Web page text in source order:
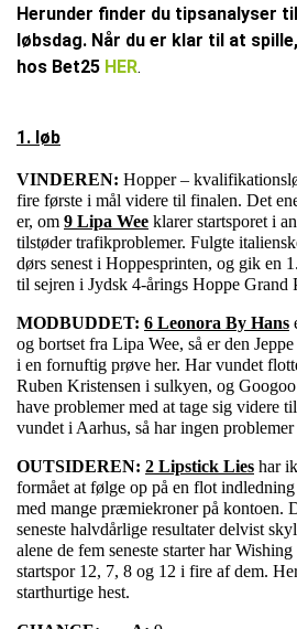
Herunder finder du tipsanalyser
løbsdag. Når du er klar til at
hos Bet25 HER.
1. løb
VINDEREN: Hopper –
fire første i mål videre til finalen. Det
er, om 9 Lipa Wee klarer startsporet i
tilstøder trafikproblemer. Fulgte
dørs senest i Hoppesprinten, og gik en
til sejren i Jydsk 4-årings Hoppe Grand
MODBUDDET: 6 Leonora By Hans
og bortset fra Lipa Wee, så er den
i en fornuftig prøve her. Har vundet
Ruben Kristensen i sulkyen, og
have problemer med at tage sig videre
vundet i Aarhus, så har ingen
OUTSIDEREN: 2 Lipstick Lies har
formået at følge op på en flot
med mange præmiekroner på kontoen.
seneste halvdårlige resultater delvist
alene de fem seneste starter har
startspor 12, 7, 8 og 12 i fire af dem.
starthurtige hest.